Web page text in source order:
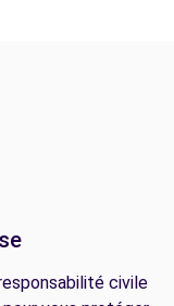
civile